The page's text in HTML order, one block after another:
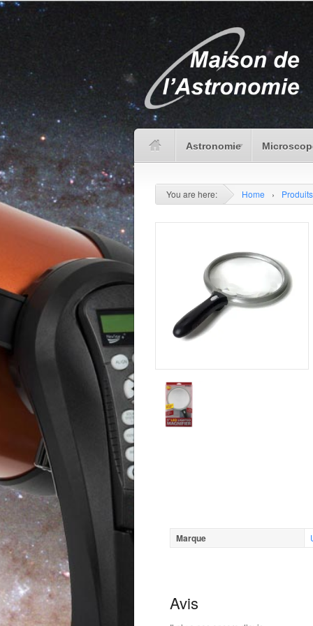
Astronomie
You are here: Home › Produits
Marque
Avis